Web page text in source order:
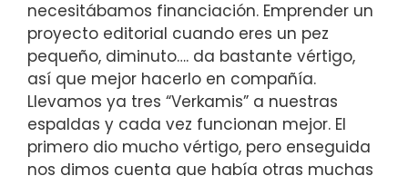
necesitábamos financiación. Emprender un
proyecto editorial cuando eres un pez
pequeño, diminuto…. da bastante vértigo,
así que mejor hacerlo en compañía.
Llevamos ya tres “Verkamis” a nuestras
espaldas y cada vez funcionan mejor. El
primero dio mucho vértigo, pero enseguida
nos dimos cuenta que había otras muchas